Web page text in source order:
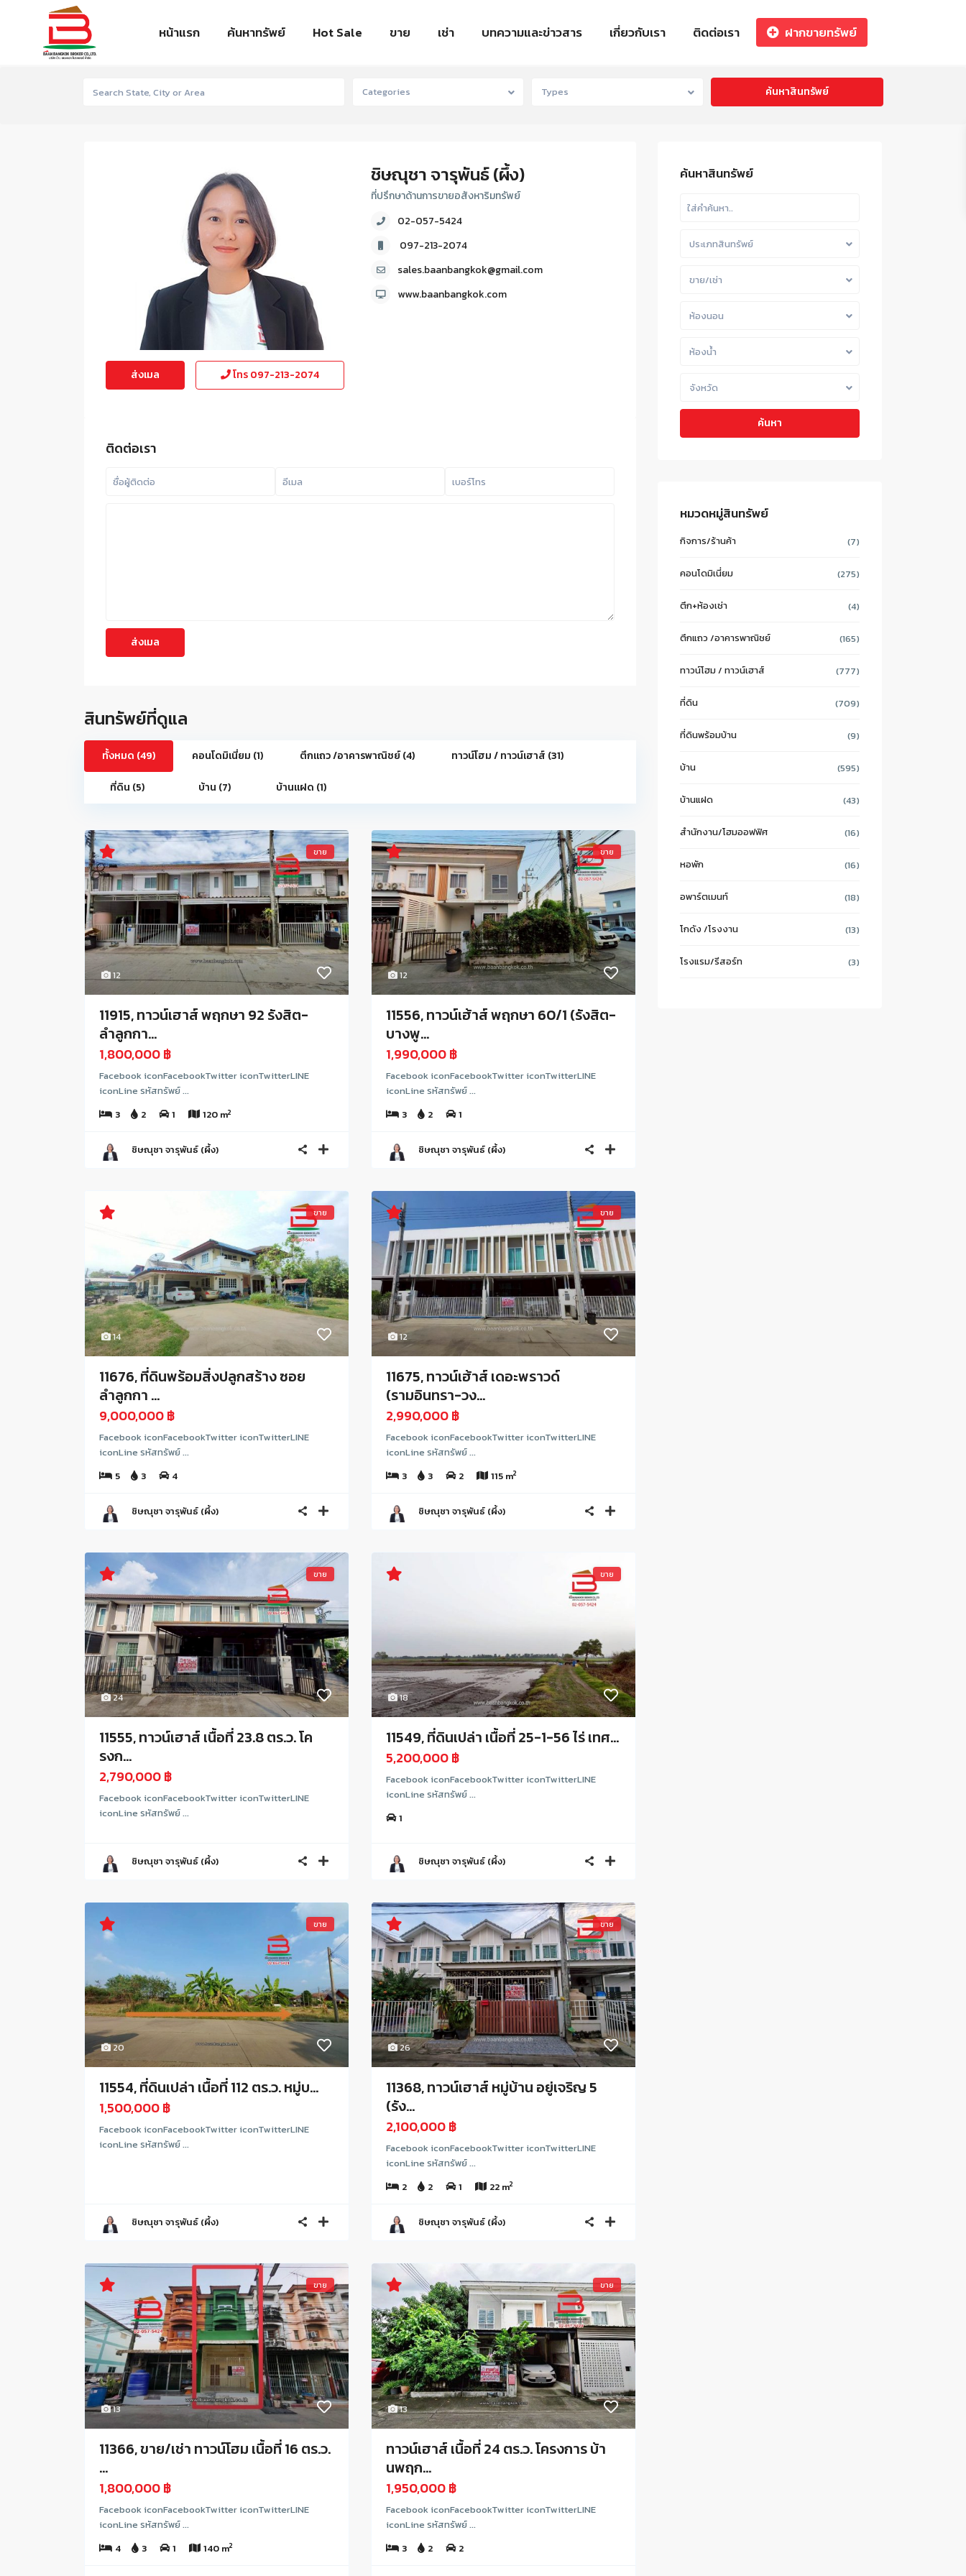
หน้าแรก ค้นหาทรัพย์ Hot Sale ขาย เช่า บทความและข่าวสาร เกี่ยวกับเรา ติดต่อเรา ฝากขายทรัพย์
Categories Types
ชิษณุชา จารุพันธ์ (ผึ้ง)
ที่ปรึกษาด้านการขายอสังหาริมทรัพย์
02-057-5424
097-213-2074
sales.baanbangkok@gmail.com
www.baanbangkok.com
ส่งเมล โทร097-213-2074
ติดต่อเรา
สินทรัพย์ที่ดูแล
ทั้งหมด (49) คอนโดมิเนี่ยม (1) ตึกแถว /อาคารพาณิชย์ (4) ทาวน์โฮม / ทาวน์เฮาส์ (31)
ที่ดิน (5) บ้าน (7) บ้านแฝด (1)
12
ขาย
11915, ทาวน์เฮาส์ พฤกษา​ 92​ รังสิต-
ลำลูกกา...
1,800,000 ฿
Facebook iconFacebookTwitter iconTwitterLINE
iconLine รหัสทรัพย์ ...
3
2 1 120 m2
ชิษณุชา จารุพันธ์ (ผึ้ง)
12
ขาย
11556, ทาวน์เฮ้าส์ พฤกษา 60/1 (รังสิต-
บางพู...
1,990,000 ฿
Facebook iconFacebookTwitter iconTwitterLINE
iconLine รหัสทรัพย์ ...
3
2 1
ชิษณุชา จารุพันธ์ (ผึ้ง)
14
ขาย
11676, ที่ดินพร้อมสิ่งปลูกสร้าง ซอย
ลำลูกกา ...
9,000,000 ฿
Facebook iconFacebookTwitter iconTwitterLINE
iconLine รหัสทรัพย์ ...
5
3 4
ชิษณุชา จารุพันธ์ (ผึ้ง)
12
ขาย
11675, ทาวน์เฮ้าส์ เดอะพราวด์
(รามอินทรา-วง...
2,990,000 ฿
Facebook iconFacebookTwitter iconTwitterLINE
iconLine รหัสทรัพย์ ...
3
3 2 115 m2
ชิษณุชา จารุพันธ์ (ผึ้ง)
24
ขาย
11555, ทาวน์เฮาส์ เนื้อที่ 23.8 ตร.ว. โค
รงก...
2,790,000 ฿
Facebook iconFacebookTwitter iconTwitterLINE
iconLine รหัสทรัพย์ ...
ชิษณุชา จารุพันธ์ (ผึ้ง)
18
ขาย
11549, ที่ดินเปล่า เนื้อที่ 25-1-56 ไร่ เทศ...
5,200,000 ฿
Facebook iconFacebookTwitter iconTwitterLINE
iconLine รหัสทรัพย์ ...
1
ชิษณุชา จารุพันธ์ (ผึ้ง)
20
ขาย
11554, ที่ดินเปล่า เนื้อที่ 112 ตร.ว. หมู่บ...
1,500,000 ฿
Facebook iconFacebookTwitter iconTwitterLINE
iconLine รหัสทรัพย์ ...
ชิษณุชา จารุพันธ์ (ผึ้ง)
26
ขาย
11368, ทาวน์เฮาส์ หมู่บ้าน อยู่เจริญ 5
(รัง...
2,100,000 ฿
Facebook iconFacebookTwitter iconTwitterLINE
iconLine รหัสทรัพย์ ...
2
2 1 22 m2
ชิษณุชา จารุพันธ์ (ผึ้ง)
13
ขาย
11366, ขาย/เช่า ทาวน์โฮม เนื้อที่ 16 ตร.ว.
...
1,800,000 ฿
Facebook iconFacebookTwitter iconTwitterLINE
iconLine รหัสทรัพย์ ...
4
3 1 140 m2
13
ขาย
ทาวน์เฮาส์ เนื้อที่ 24 ตร.ว. โครงการ บ้า
นพฤก...
1,950,000 ฿
Facebook iconFacebookTwitter iconTwitterLINE
iconLine รหัสทรัพย์ ...
3
2 2
ค้นหาสินทรัพย์
ประเภทสินทรัพย์
ขาย/เช่า
ห้องนอน
ห้องน้ำ
จังหวัด
ค้นหา
หมวดหมู่สินทรัพย์
กิจการ/ร้านค้า (7)
คอนโดมิเนี่ยม (275)
ตึก+ห้องเช่า (4)
ตึกแถว /อาคารพาณิชย์ (165)
ทาวน์โฮม / ทาวน์เฮาส์ (777)
ที่ดิน (709)
ที่ดินพร้อมบ้าน (9)
บ้าน (595)
บ้านแฝด (43)
สำนักงาน/โฮมออฟฟิศ (16)
หอพัก (16)
อพาร์ตเมนท์ (18)
โกดัง /โรงงาน (13)
โรงแรม/รีสอร์ท (3)